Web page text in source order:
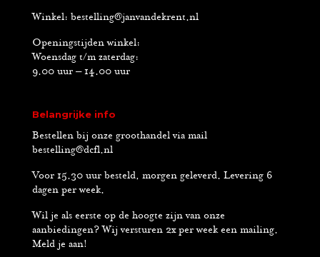
Winkel: bestelling@janvandekrent.nl
Openingstijden winkel:
Woensdag t/m zaterdag:
9.00 uur – 14.00 uur
Belangrijke info
Bestellen bij onze groothandel via mail
bestelling@dcfl.nl
Voor 15.30 uur besteld, morgen geleverd. Levering 6
dagen per week.
Wil je als eerste op de hoogte zijn van onze
aanbiedingen? Wij versturen 2x per week een mailing.
Meld je aan!